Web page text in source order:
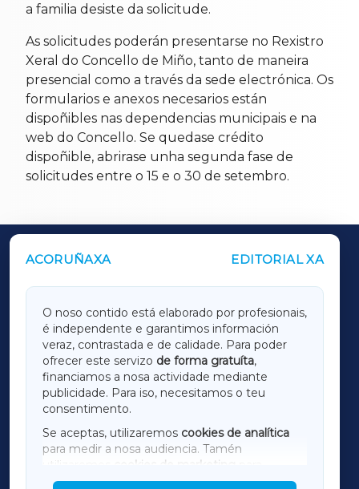
a familia desiste da solicitude.
As solicitudes poderán presentarse no Rexistro
Xeral do Concello de Miño, tanto de maneira
presencial como a través da sede electrónica. Os
formularios e anexos necesarios están
dispoñibles nas dependencias municipais e na
web do Concello. Se quedase crédito
dispoñible, abrirase unha segunda fase de
solicitudes entre o 15 e o 30 de setembro.
ACORUÑAXA EDITORIAL XA
O noso contido está elaborado por profesionais,
é independente e garantimos información
veraz, contrastada e de calidade. Para poder
ofrecer este servizo de forma gratuíta,
financiamos a nosa actividade mediante
publicidade. Para iso, necesitamos o teu
consentimento.
Se aceptas, utilizaremos cookies de analítica
para medir a nosa audiencia. Tamén
utilizaremos
cookies de marketing
mostrar publicidade de terceiros.
OUTROS PERIÓDICOS
LUGOXA
TERRACHAXA
AMARIÑAXA